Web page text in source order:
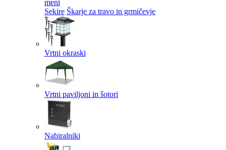
meni
Sekire Škarje za travo in grmičevje
Vrtni okraski
Vrtni paviljoni in šotori
Nabiralniki